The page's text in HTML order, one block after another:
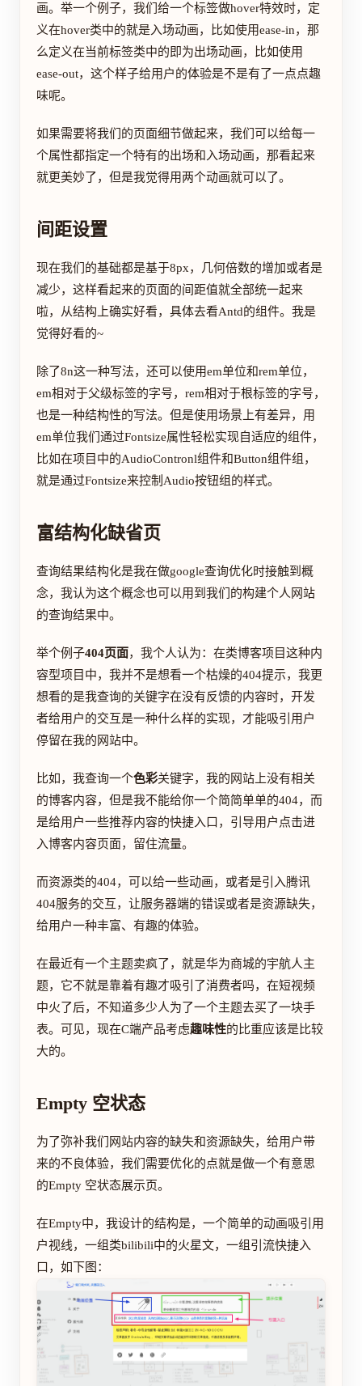
画。举一个例子，我们给一个标签做hover特效时，定
义在hover类中的就是入场动画，比如使用ease-in，那
么定义在当前标签类中的即为出场动画，比如使用
ease-out，这个样子给用户的体验是不是有了一点点趣
味呢。
如果需要将我们的页面细节做起来，我们可以给每一
个属性都指定一个特有的出场和入场动画，那看起来
就更美妙了，但是我觉得用两个动画就可以了。
间距设置
现在我们的基础都是基于8px，几何倍数的增加或者是
减少，这样看起来的页面的间距值就全部统一起来
啦，从结构上确实好看，具体去看Antd的组件。我是
觉得好看的~
除了8n这一种写法，还可以使用em单位和rem单位，
em相对于父级标签的字号，rem相对于根标签的字号，
也是一种结构性的写法。但是使用场景上有差异，用
em单位我们通过Fontsize属性轻松实现自适应的组件，
比如在项目中的AudioContronl组件和Button组件组，
就是通过Fontsize来控制Audio按钮组的样式。
富结构化缺省页
查询结果结构化是我在做google查询优化时接触到概
念，我认为这个概念也可以用到我们的构建个人网站
的查询结果中。
举个例子404页面，我个人认为：在类博客项目这种内
容型项目中，我并不是想看一个枯燥的404提示，我更
想看的是我查询的关键字在没有反馈的内容时，开发
者给用户的交互是一种什么样的实现，才能吸引用户
停留在我的网站中。
比如，我查询一个色彩关键字，我的网站上没有相关
的博客内容，但是我不能给你一个简简单单的404，而
是给用户一些推荐内容的快捷入口，引导用户点击进
入博客内容页面，留住流量。
而资源类的404，可以给一些动画，或者是引入腾讯
404服务的交互，让服务器端的错误或者是资源缺失，
给用户一种丰富、有趣的体验。
在最近有一个主题卖疯了，就是华为商城的宇航人主
题，它不就是靠着有趣才吸引了消费者吗，在短视频
中火了后，不知道多少人为了一个主题去买了一块手
表。可见，现在C端产品考虑趣味性的比重应该是比较
大的。
Empty 空状态
为了弥补我们网站内容的缺失和资源缺失，给用户带
来的不良体验，我们需要优化的点就是做一个有意思
的Empty 空状态展示页。
在Empty中，我设计的结构是，一个简单的动画吸引用
户视线，一组类bilibili中的火星文，一组引流快捷入
口，如下图：